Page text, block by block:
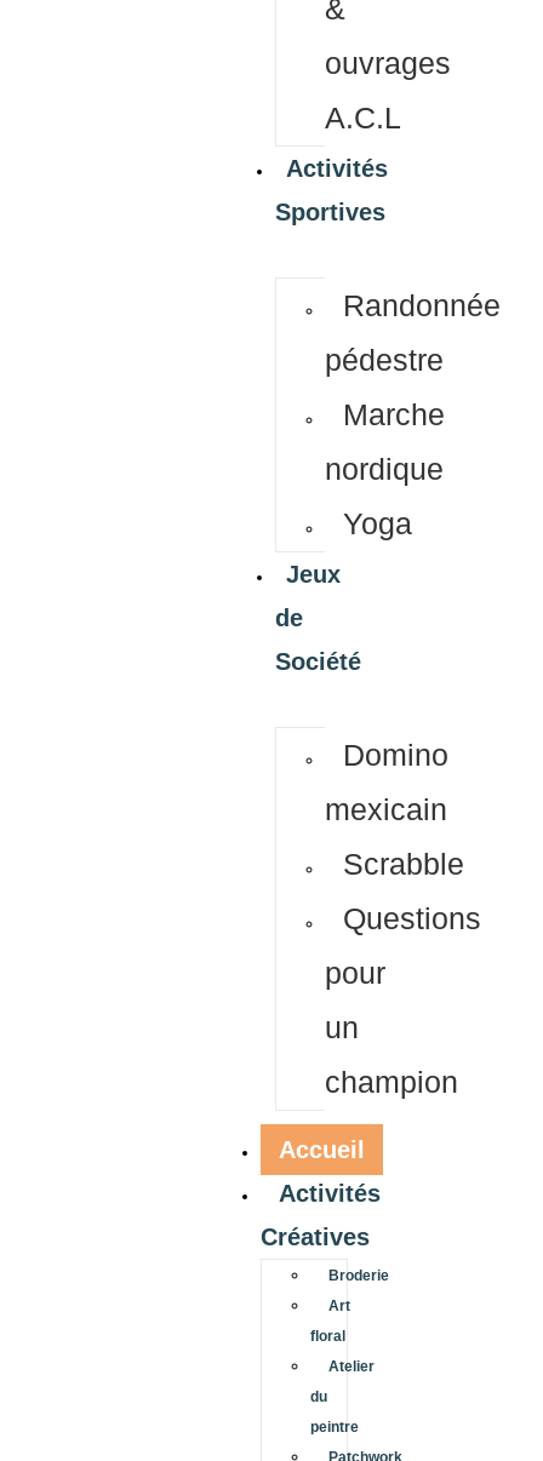
&
ouvrages
A.C.L
Activités
Sportives
Randonnée
pédestre
Marche
nordique
Yoga
Jeux
de
Société
Domino
mexicain
Scrabble
Questions
pour
un
champion
Accueil
Activités
Créatives
Broderie
Art
floral
Atelier
du
peintre
Patchwork